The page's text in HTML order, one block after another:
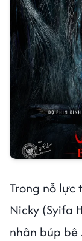
Trong nỗ
Nicky (Syifa
nhân búp